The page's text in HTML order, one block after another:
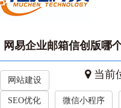
网易企业邮箱信创版哪
当前
网站建设
SEO优化 微信小程序